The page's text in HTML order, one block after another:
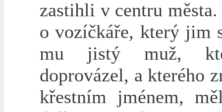
zastihli v centru města.
o vozíčkáře, který jim
mu jistý muž,
doprovázel, a kterého
křestním jménem,